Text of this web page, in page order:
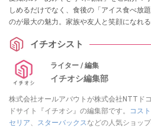
しめるだけでなく、食後の「アイス食べ放
のが最大の魅力。家族や友人と笑顔になれる
イチオシスト
ライター / 編集
イチオシ編集部
株式会社オールアバウトが株式会社NTTド
ドサイト『イチオシ』の編集部です。
コス
セリア、 スターバックスなどの人気ショッ